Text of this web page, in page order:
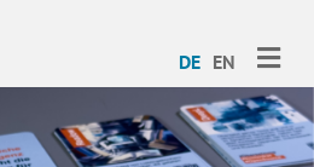
DE EN